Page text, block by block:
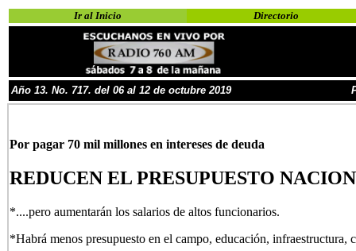
Ir al Inicio Directorio
Año 13. No. 717. del 06 al 12 de octubre2019
Por pagar 70 mil millones en intereses de deuda
REDUCEN EL PRESUPUESTO
*....pero aumentarán los salarios de altos funcionarios.
*Habrá menos presupuesto en el campo, educación, infraestructura,